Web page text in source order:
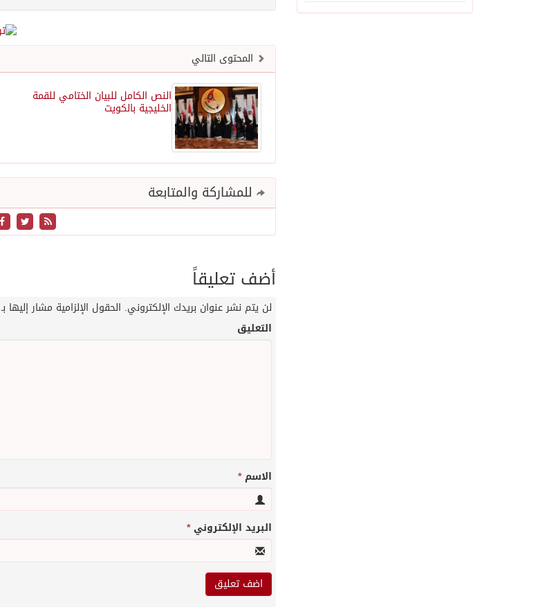
المحتوى التالي
النص الكامل للبيان الختامي للقمة
الخليجية بالكويت
للمشاركة والمتابعة
أضف تعليقاً
لن يتم نشر عنوان بريدك الإلكتروني. الحقول الإلزامية مشار إليها بـ
التعليق
الاسم*
البريد الإلكتروني*